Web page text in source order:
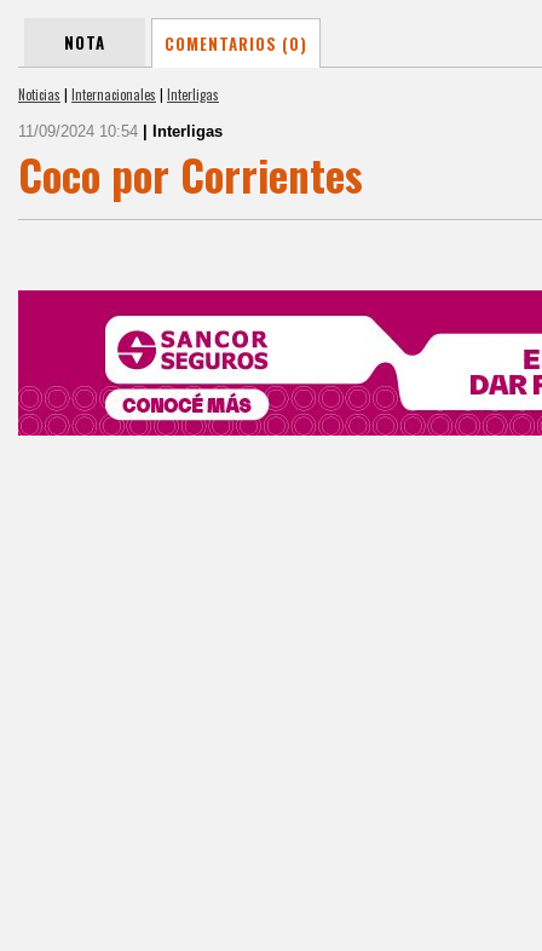
NOTA COMENTARIOS (0)
Noticias | Internacionales | Interligas
11/09/2024 10:54 | Interligas
Coco por Corrientes